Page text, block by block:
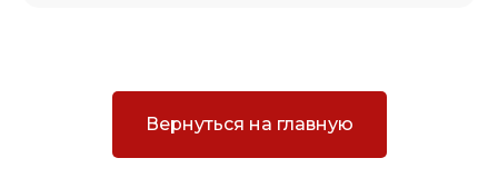
Вернуться на главную